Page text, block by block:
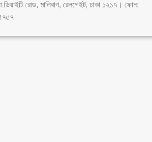
রোড, মালিবাগ, রেলগেইট, ঢাকা ১২১৭। ফোন: